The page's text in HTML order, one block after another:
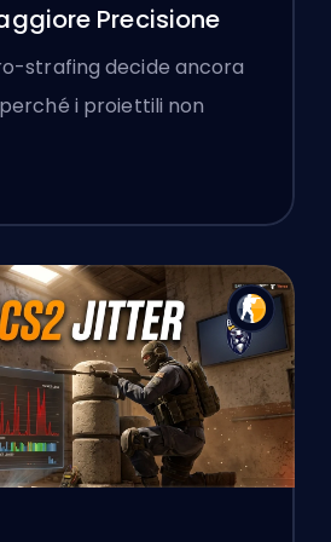
Precisione
strafing decide ancora
perché i proiettili non